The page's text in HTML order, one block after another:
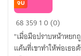
“สตรี
ศักดิ์สิทธิ์”
แล้วก
ลาย
เป็น
เพลิง
แค้น..สี
น้ำ
จบ
68359 10 (0)
"เมื่อมือปราบหน้าหยก
แค้นที่เขาทำให้พ่อเธอ